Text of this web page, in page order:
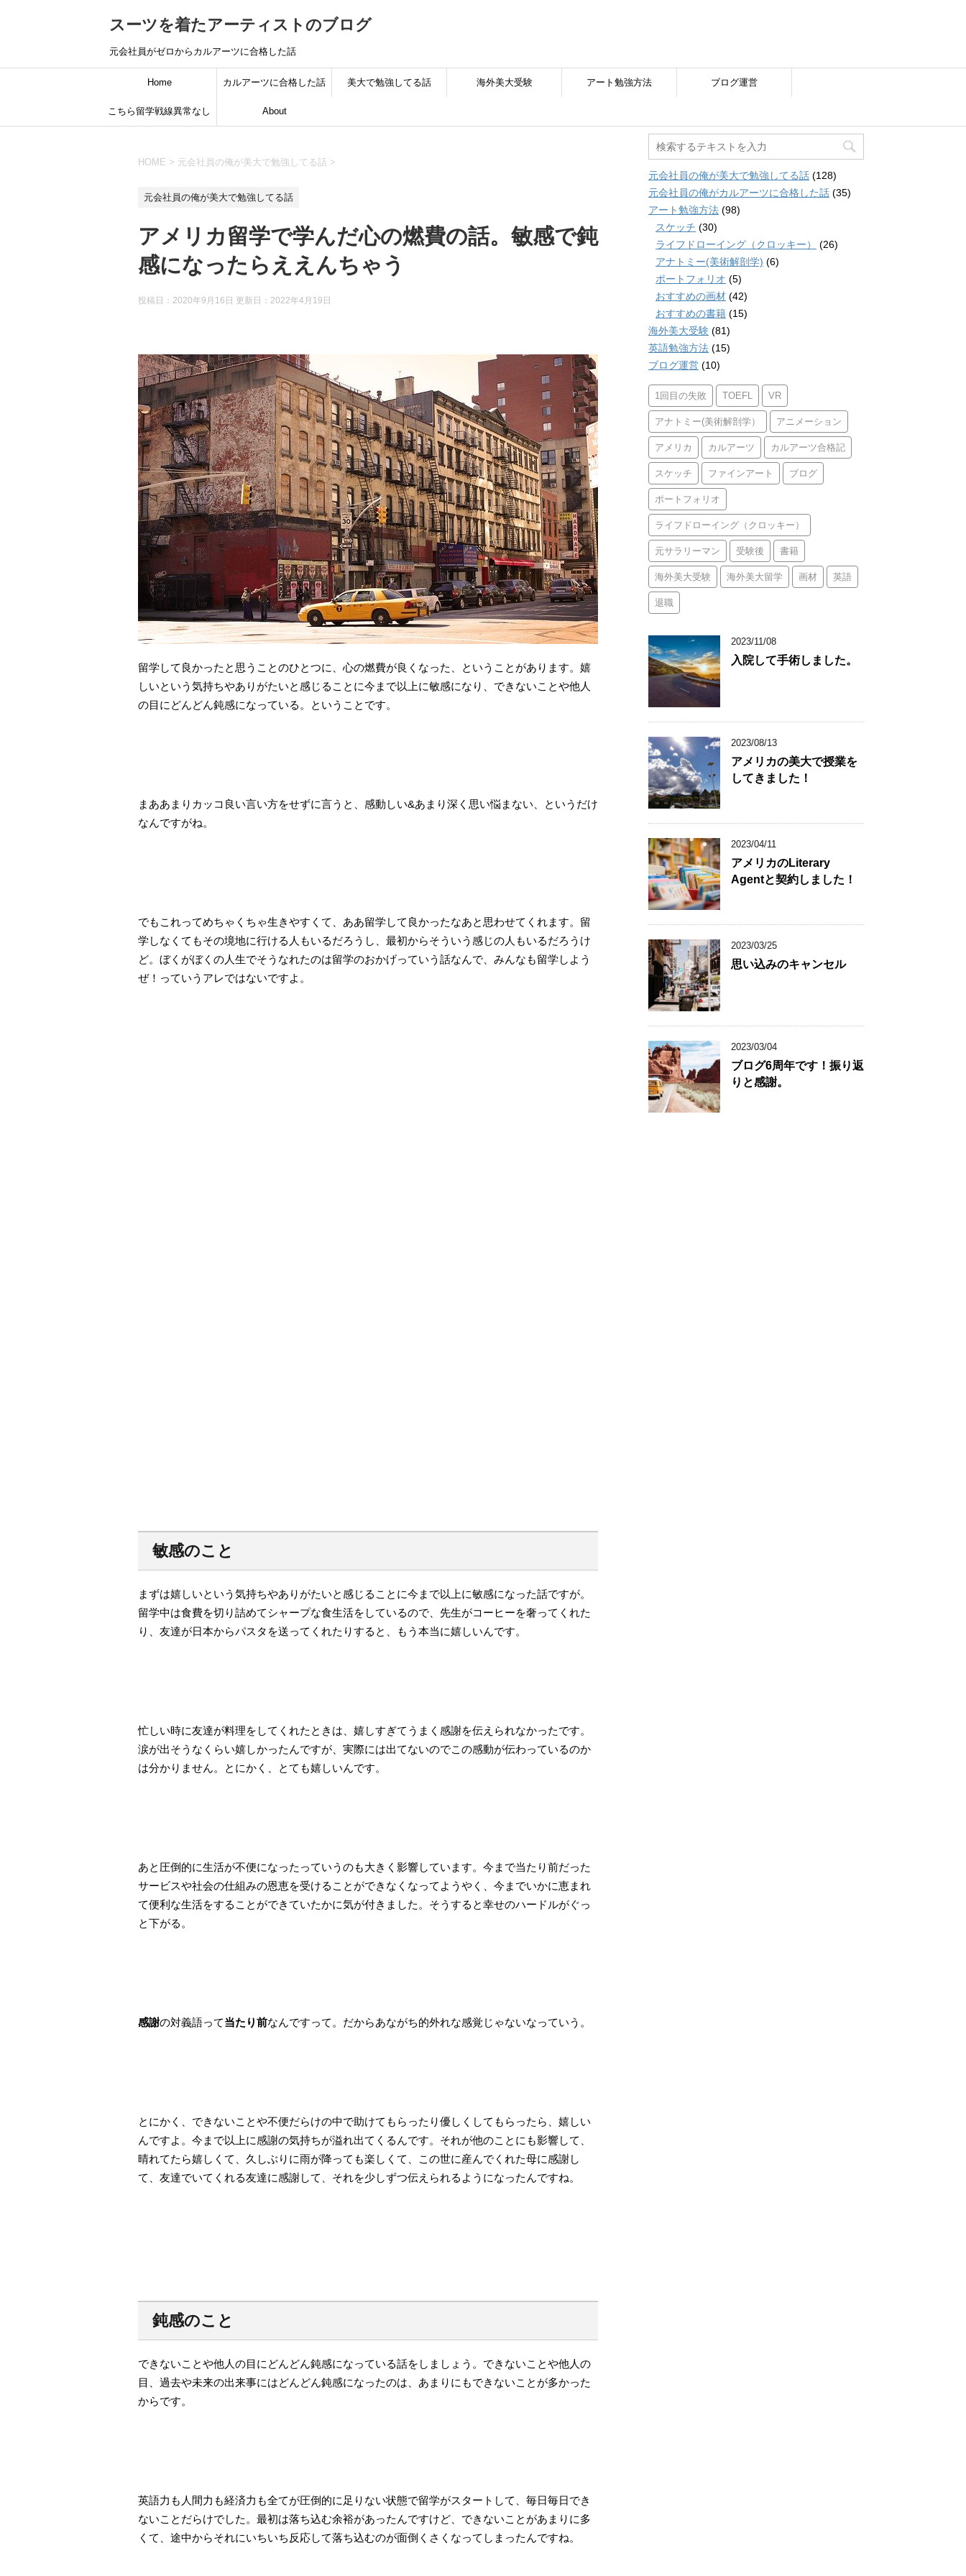
スーツを着たアーティストのブログ
元会社員がゼロからカルアーツに合格した話
Home カルアーツに合格した話 美大で勉強してる話 海外美大受験 アート勉強方法 ブログ運営
こちら留学戦線異常なし About
HOME > 元会社員の俺が美大で勉強してる話 >
元会社員の俺が美大で勉強してる話
アメリカ留学で学んだ心の燃費の話。敏感で鈍
感になったらええんちゃう
投稿日：2020年9月16日 更新日： 2022年4月19日
留学して良かったと思うことのひとつに、心の燃費が良くなった、ということがあります。嬉
しいという気持ちやありがたいと感じることに今まで以上に敏感になり、できないことや他人
の目にどんどん鈍感になっている。ということです。
まああまりカッコ良い言い方をせずに言うと、感動しい&あまり深く思い悩まない、というだけ
なんですがね。
でもこれってめちゃくちゃ生きやすくて、ああ留学して良かったなあと思わせてくれます。留
学しなくてもその境地に行ける人もいるだろうし、最初からそういう感じの人もいるだろうけ
ど。ぼくがぼくの人生でそうなれたのは留学のおかげっていう話なんで、みんなも留学しよう
ぜ！っていうアレではないですよ。
敏感のこと
まずは嬉しいという気持ちやありがたいと感じることに今まで以上に敏感になった話ですが。
留学中は食費を切り詰めてシャープな食生活をしているので、先生がコーヒーを奢ってくれた
り、友達が日本からパスタを送ってくれたりすると、もう本当に嬉しいんです。
忙しい時に友達が料理をしてくれたときは、嬉しすぎてうまく感謝を伝えられなかったです。
涙が出そうなくらい嬉しかったんですが、実際には出てないのでこの感動が伝わっているのか
は分かりません。とにかく、とても嬉しいんです。
あと圧倒的に生活が不便になったっていうのも大きく影響しています。今まで当たり前だった
サービスや社会の仕組みの恩恵を受けることができなくなってようやく、今までいかに恵まれ
て便利な生活をすることができていたかに気が付きました。そうすると幸せのハードルがぐっ
と下がる。
感謝の対義語って当たり前なんですって。だからあながち的外れな感覚じゃないなっていう。
とにかく、できないことや不便だらけの中で助けてもらったり優しくしてもらったら、嬉しい
んですよ。今まで以上に感謝の気持ちが溢れ出てくるんです。それが他のことにも影響して、
晴れてたら嬉しくて、久しぶりに雨が降っても楽しくて、この世に産んでくれた母に感謝し
て、友達でいてくれる友達に感謝して、それを少しずつ伝えられるようになったんですね。
鈍感のこと
できないことや他人の目にどんどん鈍感になっている話をしましょう。できないことや他人の
目、過去や未来の出来事にはどんどん鈍感になったのは、あまりにもできないことが多かった
からです。
英語力も人間力も経済力も全てが圧倒的に足りない状態で留学がスタートして、毎日毎日でき
ないことだらけでした。最初は落ち込む余裕があったんですけど、できないことがあまりに多
くて、途中からそれにいちいち反応して落ち込むのが面倒くさくなってしまったんですね。
元会社員の俺が美大で勉強してる話 (128)
元会社員の俺がカルアーツに合格した話 (35)
アート勉強方法 (98)
スケッチ (30)
ライフドローイング（クロッキー）
(26)
アナトミー(美術解剖学) (6)
ポートフォリオ (5)
おすすめの画材 (42)
おすすめの書籍 (15)
海外美大受験 (81)
英語勉強方法 (15)
ブログ運営 (10)
1回目の失敗 TOEFL VR
アナトミー(美術解剖学） アニメーション
アメリカ カルアーツ カルアーツ合格記
スケッチ ファインアート ブログ
ポートフォリオ
ライフドローイング（クロッキー）
元サラリーマン 受験後 書籍
海外美大受験 海外美大留学 画材 英語
退職
2023/11/08
入院して手術しました。
2023/08/13
アメリカの美大で授業を
してきました！
2023/04/11
アメリカのLiterary
Agentと契約しました！
2023/03/25
思い込みのキャンセル
2023/03/04
ブログ6周年です！振り返
りと感謝。